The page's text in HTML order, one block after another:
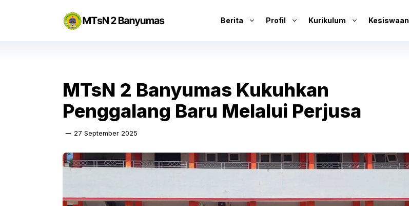
Berita Profil Kurikulum Kesiswaan
MTsN 2 Banyumas Kukuhkan
Penggalang Baru Melalui Perjusa
27 September 2025